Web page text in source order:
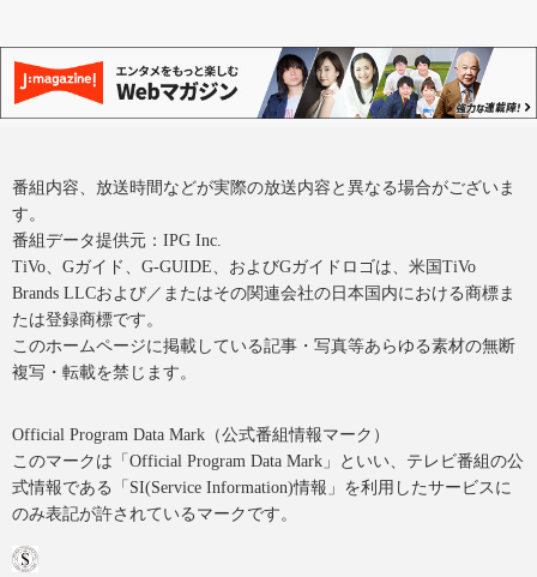
番組内容、放送時間などが実際の放送内容と異なる場合がございま
す。
番組データ提供元：IPG Inc.
TiVo、Gガイド、G-GUIDE、およびGガイドロゴは、米国TiVo
Brands LLCおよび／またはその関連会社の日本国内における商標ま
たは登録商標です。
このホームページに掲載している記事・写真等あらゆる素材の無断
複写・転載を禁じます。
Official Program Data Mark（公式番組情報マーク）
このマークは「Official Program Data Mark」といい、テレビ番組の公
式情報である「SI(Service Information)情報」を利用したサービスに
のみ表記が許されているマークです。